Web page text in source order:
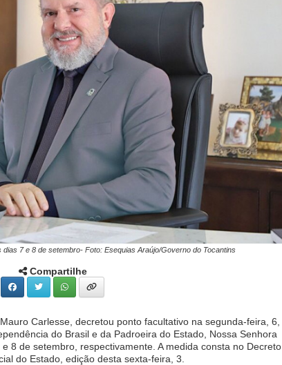
7 e 8 de setembro- Foto: Esequias Araújo/Governo do Tocantins
Compartilhe
Carlesse, decretou ponto facultativo na segunda-feira, 6,
do Brasil e da Padroeira do Estado, Nossa Senhora
8 de setembro, respectivamente. A medida consta no Decreto
do Estado, edição desta sexta-feira, 3.